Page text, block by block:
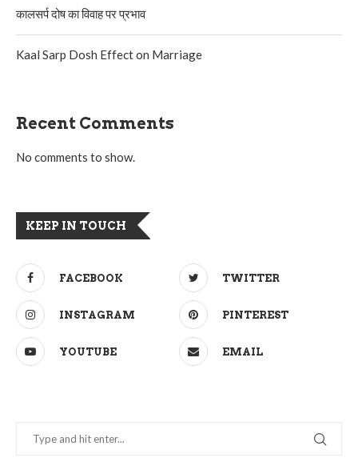
कालसर्प दोष का विवाह पर प्रभाव
Kaal Sarp Dosh Effect on Marriage
Recent Comments
No comments to show.
KEEP IN TOUCH
FACEBOOK TWITTER
INSTAGRAM PINTEREST
YOUTUBE EMAIL